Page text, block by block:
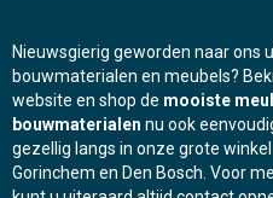
Nieuwsgierig geworden naar ons
bouwmaterialen en meubels?
website en shop de mooiste
bouwmaterialen nu ook
gezellig langs in onze grote
Gorinchem en Den Bosch. Voor